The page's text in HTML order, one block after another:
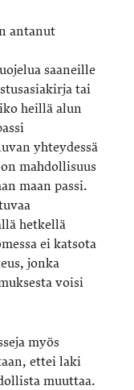
antanut
saaneille
tai
heillä alun
yhteydessä
mahdollisuus
maan passi.
hetkellä
ei katsota
jonka
voisi
myös
ettei laki
muuttaa.